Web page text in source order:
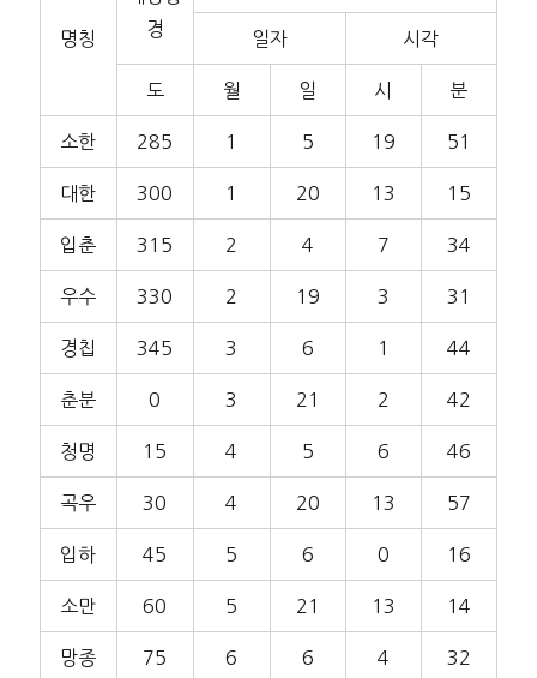
명칭
경
일자 시각
도 월 일 시 분
소한 285 1 5 19 51
대한 300 1 20 13 15
입춘 315 2 4 7 34
우수 330 2 19 3 31
경칩 345 3 6 1 44
춘분 0 3 21 2 42
청명 15 4 5 6 46
곡우 30 4 20 13 57
입하 45 5 6 0 16
소만 60 5 21 13 14
망종 75 6 6 4 32